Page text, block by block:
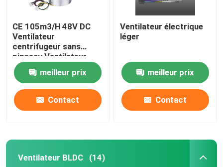
CE 105m3/H 48V DC
Ventilateur
centrifugeur sans
pinceau Ventilateur
compact
meilleur prix
Contact
Ventilateur électrique
léger
meilleur prix
Contact
Ventilateur BLDC (14)